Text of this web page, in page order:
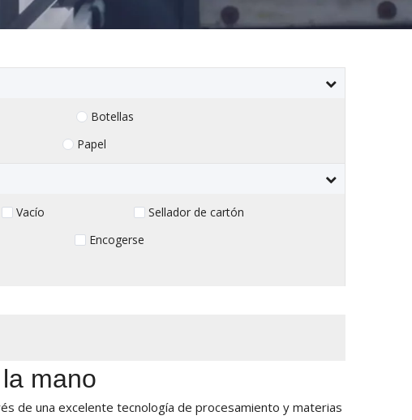
Botellas
Papel
Vacío
Sellador de cartón
Encogerse
mano
de una excelente tecnología de procesamiento y materias